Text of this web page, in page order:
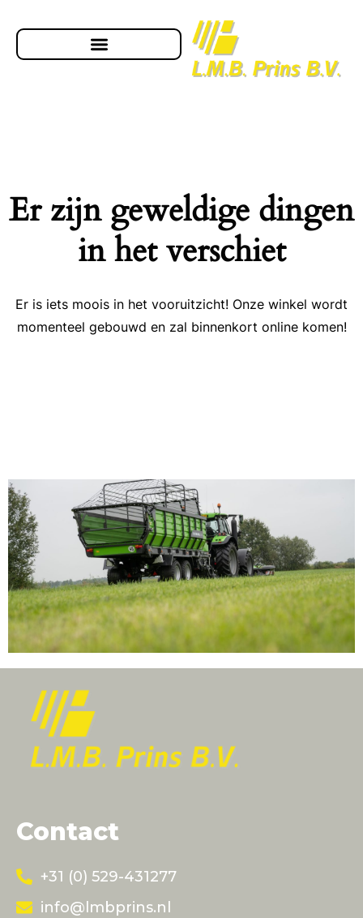
Er zijn geweldige dingen
in het verschiet
Er is iets moois in het vooruitzicht! Onze winkel wordt
momenteel gebouwd en zal binnenkort online komen!
Contact
+31 (0) 529-431277
info@lmbprins.nl